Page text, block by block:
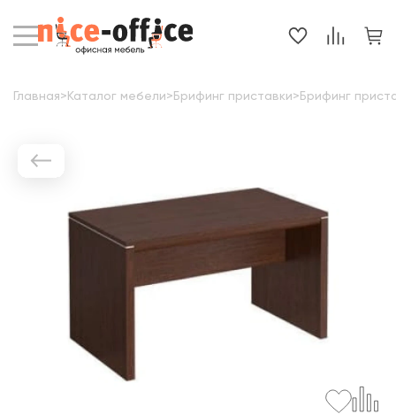
Главная> Каталог мебели> Брифинг приставки> Брифинг